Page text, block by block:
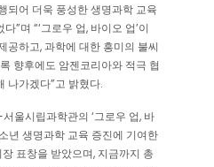
되어 더욱 풍성한 생명과학 교육
”며 “‘그로우 업, 바이오 업’이
공하고, 과학에 대한 흥미의 불씨
향후에도 암젠코리아와 적극 협
나가겠다”고 밝혔다.
울시립과학관의 ‘그로우 업, 바
년 생명과학 교육 증진에 기여한
표창을 받았으며, 지금까지 총